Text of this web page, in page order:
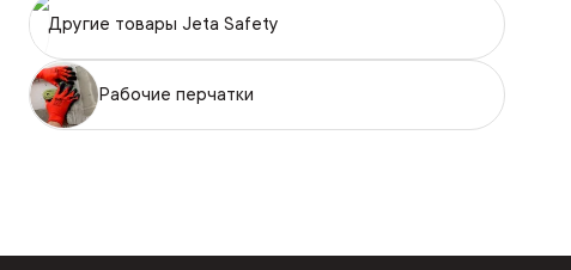
Другие товары Jeta Safety
Рабочие перчатки